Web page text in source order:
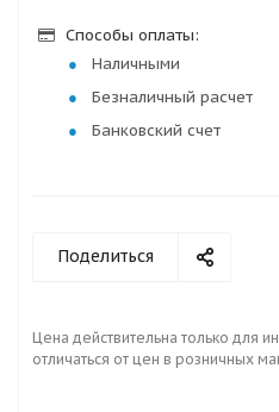
Способы оплаты:
Наличными
Безналичный расчет
Банковский счет
Поделиться
Цена действительна только для
отличаться от цен в розничных